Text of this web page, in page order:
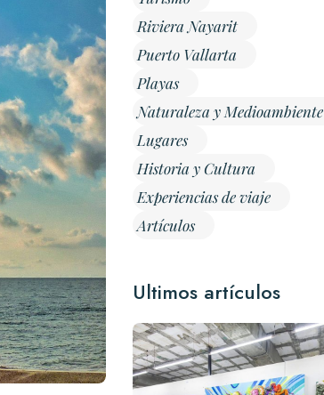
Riviera Nayarit
Puerto Vallarta
Playas
Naturaleza y Medioambiente
Lugares
Historia y Cultura
Experiencias de viaje
Artículos
Ultimos artículos